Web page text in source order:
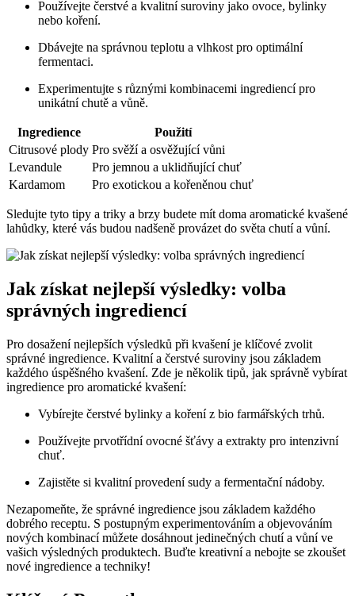
Používejte čerstvé a kvalitní suroviny jako ovoce, bylinky
nebo koření.
Dbávejte na správnou teplotu a vlhkost pro optimální
fermentaci.
Experimentujte s různými kombinacemi ingrediencí pro
unikátní chutě a vůně.
Ingredience
Použití
Citrusové plody Pro svěží a osvěžující vůni
Levandule
Pro jemnou a uklidňující chuť
Kardamom
Pro exotickou a kořeněnou chuť
Sledujte tyto tipy a triky a brzy budete mít doma aromatické kvašené
lahůdky, které vás budou nadšeně provázet do světa chutí a vůní.
Jak získat nejlepší výsledky: volba
správných ingrediencí
Pro dosažení nejlepších výsledků při kvašení je klíčové zvolit
správné ingredience. Kvalitní a čerstvé suroviny jsou základem
každého úspěšného kvašení. Zde je několik tipů, jak správně vybírat
ingredience pro aromatické kvašení:
Vybírejte čerstvé bylinky a koření z bio farmářských trhů.
Používejte prvotřídní ovocné šťávy a extrakty pro intenzivní
chuť.
Zajistěte si kvalitní provedení sudy a fermentační nádoby.
Nezapomeňte, že správné ingredience jsou základem každého
dobrého receptu. S postupným experimentováním a objevováním
nových kombinací můžete dosáhnout jedinečných chutí a vůní ve
vašich výsledných produktech. Buďte kreativní a nebojte se zkoušet
nové ingredience a techniky!